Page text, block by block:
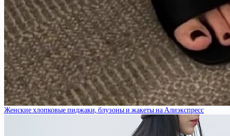
Женские хлопковые пиджаки, блузоны и жакеты на Алиэкспресс